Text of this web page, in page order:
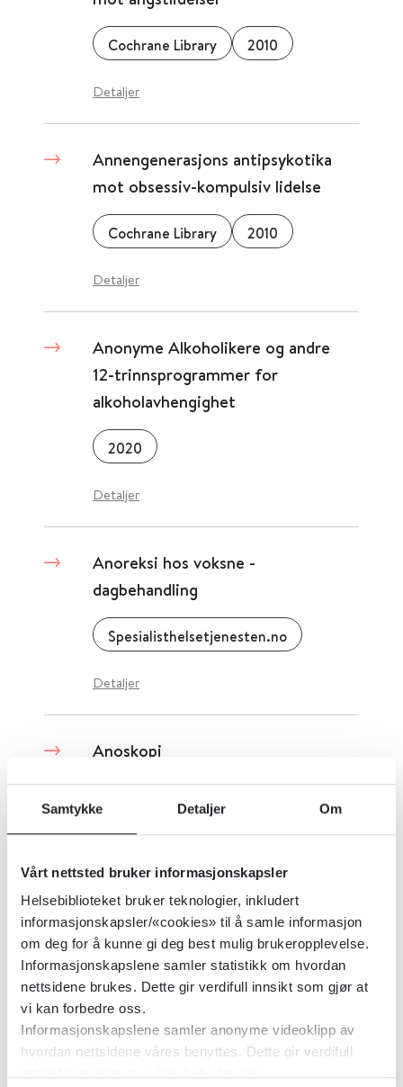
Samtykke Detaljer Om
Vårt nettsted bruker informasjonskapsler
Helsebiblioteket bruker teknologier, inkludert
informasjonskapsler/«cookies» til å samle informasjon
om deg for å kunne gi deg best mulig brukeropplevelse.
Informasjonskapslene samler statistikk om hvordan
nettsidene brukes. Dette gir verdifull innsikt som gjør at
vi kan forbedre oss.
Informasjonskapslene samler anonyme videoklipp av
hvordan nettsidene våres benyttes. Dette gir verdifull
Cochrane Library 2010
Detaljer
Annengenerasjons antipsykotika
mot obsessiv-kompulsiv lidelse
Cochrane Library 2010
Detaljer
Anonyme Alkoholikere og andre
12-trinnsprogrammer for
alkoholavhengighet
2020
Detaljer
Anoreksi hos voksne -
dagbehandling
Spesialisthelsetjenesten.no
Detaljer
Anoskopi
Anseelsesskala for medisinske
tilstander
Helsebiblioteket
Detaljer